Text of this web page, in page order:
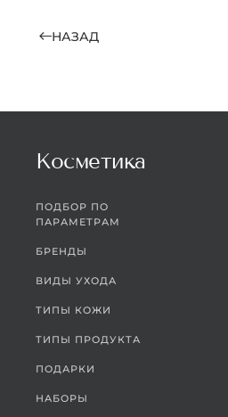
НАЗАД
Косметика
ПОДБОР ПО
ПАРАМЕТРАМ
БРЕНДЫ
ВИДЫ УХОДА
ТИПЫ КОЖИ
ТИПЫ ПРОДУКТА
ПОДАРКИ
НАБОРЫ